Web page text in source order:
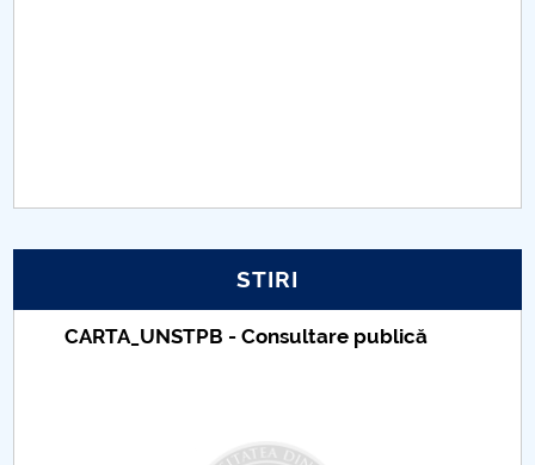
PNRR
STIRI
CARTA_UNSTPB - Consultare publică